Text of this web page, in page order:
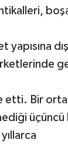
yapısına
etti. Bir
üçüncü